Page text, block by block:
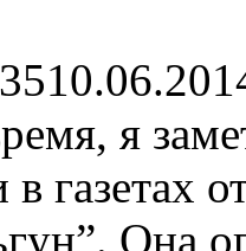
я
газетах
Она